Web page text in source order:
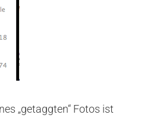
„getaggten“ Fotos ist